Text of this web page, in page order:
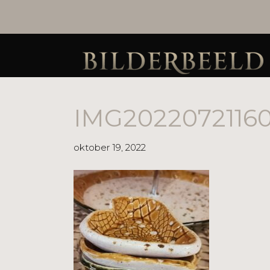
oktober 19, 2022